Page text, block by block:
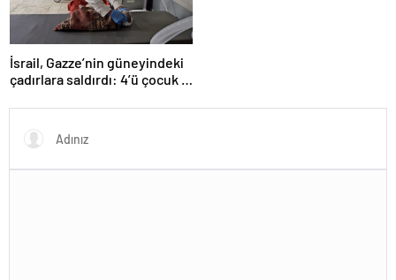
İsrail, Gazze’nin güneyindeki
çadırlara saldırdı: 4’ü çocuk 8